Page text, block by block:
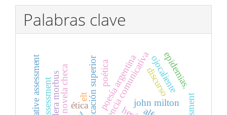
Palabras clave
discurso
educación superior john milton
poesía argentina
ética
novela checa
summative assessment elt
cólera morbus ojocaliente
epidemias.
poética